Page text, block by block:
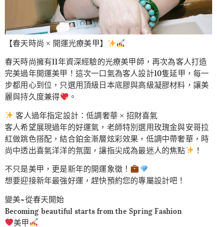
【春天時尚 × 開運光療美甲】
春天時尚擁有11年資深經驗的光療美甲師，再次為客人打造
完美過年開運美甲！這次一口氣為客人設計10隻延甲，每一
步都用心到位，只選用頂級日本底膠與高級凝膠材料，讓美
麗與持久度兼得
。
客人過年指定設計：低調奢華 × 招財喜氣
客人希望展現過年的好運氣，老師特別選用玫瑰金與安哥拉
紅做跳色搭配，結合鉑金漸層炫彩效果，低調中帶奢華，時
尚中透出喜氣洋洋的氛圍，讓指尖成為最迷人的焦點
！
不只是美甲，更是新年的開運象徵！
想要迎接新年最強好運，趕快預約您的專屬設計吧！
變美~從春天開始
Becoming beautiful starts from the Spring Fashion
美甲